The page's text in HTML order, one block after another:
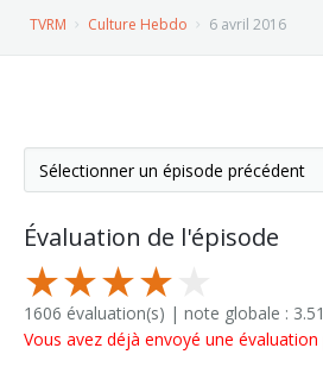
TVRM Culture Hebdo 6 avril 2016
Évaluation de l'épisode
1606 évaluation(s) | note globale : 3.51
Vous avez déjà envoyé une